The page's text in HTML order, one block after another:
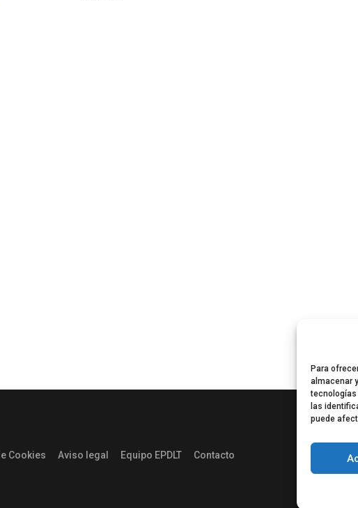
Para
almacenar
tecnologías
las
puede
Cookies Aviso legal Equipo EPDLT Contacto